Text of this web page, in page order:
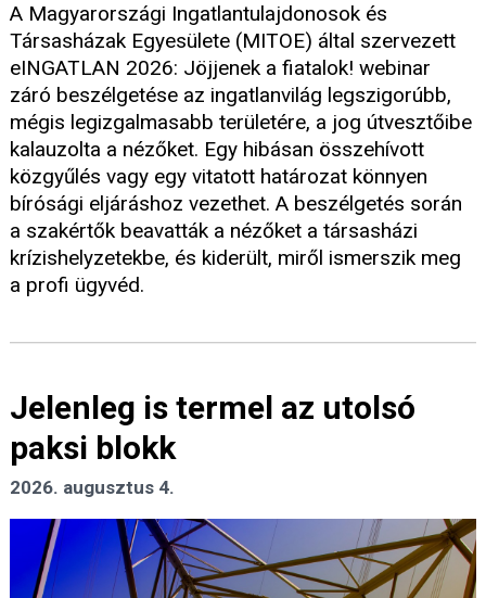
A Magyarországi Ingatlantulajdonosok és
Társasházak Egyesülete (MITOE) által szervezett
eINGATLAN 2026: Jöjjenek a fiatalok! webinar
záró beszélgetése az ingatlanvilág legszigorúbb,
mégis legizgalmasabb területére, a jog útvesztőibe
kalauzolta a nézőket. Egy hibásan összehívott
közgyűlés vagy egy vitatott határozat könnyen
bírósági eljáráshoz vezethet. A beszélgetés során
a szakértők beavatták a nézőket a társasházi
krízishelyzetekbe, és kiderült, miről ismerszik meg
a profi ügyvéd.
Jelenleg is termel az utolsó
paksi blokk
2026. augusztus 4.